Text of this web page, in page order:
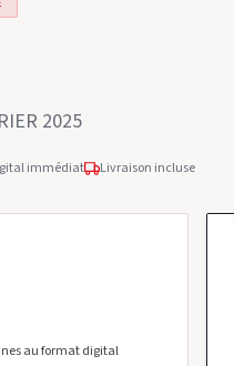
2025
immédiat Livraison incluse
au format digital